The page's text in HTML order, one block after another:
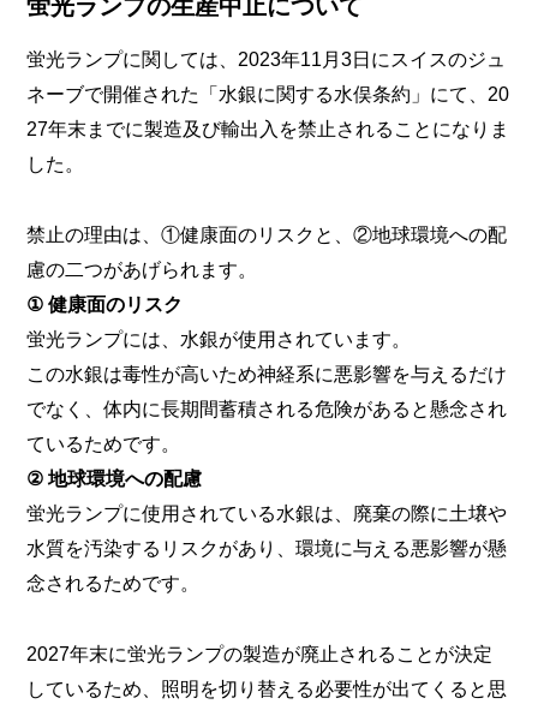
蛍光ランプの生産中止について
蛍光ランプに関しては、2023年11月3日にスイスのジュ
ネーブで開催された「水銀に関する水俣条約」にて、20
27年末までに製造及び輸出入を禁止されることになりま
した。
禁止の理由は、①健康面のリスクと、②地球環境への配
慮の二つがあげられます。
① 健康面のリスク
蛍光ランプには、水銀が使用されています。
この水銀は毒性が高いため神経系に悪影響を与えるだけ
でなく、体内に長期間蓄積される危険があると懸念され
ているためです。
② 地球環境への配慮
蛍光ランプに使用されている水銀は、廃棄の際に土壌や
水質を汚染するリスクがあり、環境に与える悪影響が懸
念されるためです。
2027年末に蛍光ランプの製造が廃止されることが決定
しているため、照明を切り替える必要性が出てくると思